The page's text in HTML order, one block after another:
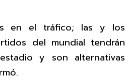
en el tráfico; las y los
del mundial tendrán
y son alternativas